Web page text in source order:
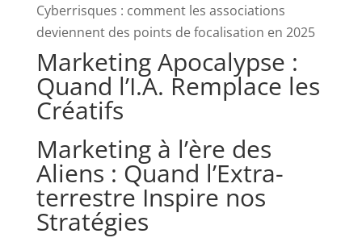
Cyberrisques : comment les associations
deviennent des points de focalisation en 2025
Marketing Apocalypse :
Quand l’I.A. Remplace les
Créatifs
Marketing à l’ère des
Aliens : Quand l’Extra-
terrestre Inspire nos
Stratégies